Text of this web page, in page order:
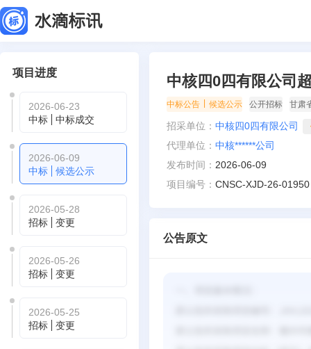
项目进度
2026-06-23
中标
中标成交
2026-06-09
中标
候选公示
2026-05-28
招标
变更
2026-05-26
招标
变更
2026-05-25
招标
变更
中核四0四有限公司
中标公告 候选公示 公开招标 甘肃
招采单位： 中核四0四有限公司
代理单位： 中核******公司
发布时间： 2026-06-09
项目编号： CNSC-XJD-26-01950
公告原文